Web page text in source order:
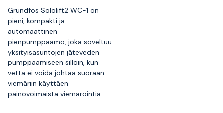
Grundfos Sololift2 WC-1 on
pieni, kompakti ja
automaattinen
pienpumppaamo, joka soveltuu
yksityisasuntojen jäteveden
pumppaamiseen silloin, kun
vettä ei voida johtaa suoraan
viemäriin käyttäen
painovoimaista viemäröintiä.